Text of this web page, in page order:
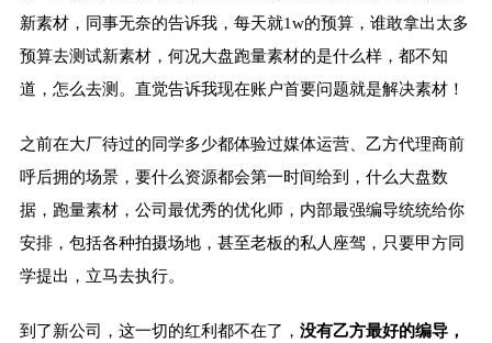
新素材，同事无奈的告诉我，每天就1w的预算，谁敢拿出太多
预算去测试新素材，何况大盘跑量素材的是什么样，都不知
道，怎么去测。直觉告诉我现在账户首要问题就是解决素材！
之前在大厂待过的同学多少都体验过媒体运营、乙方代理商前
呼后拥的场景，要什么资源都会第一时间给到，什么大盘数
据，跑量素材，公司最优秀的优化师，内部最强编导统统给你
安排，包括各种拍摄场地，甚至老板的私人座驾，只要甲方同
学提出，立马去执行。
到了新公司，这一切的红利都不在了， 没有乙方最好的编导，